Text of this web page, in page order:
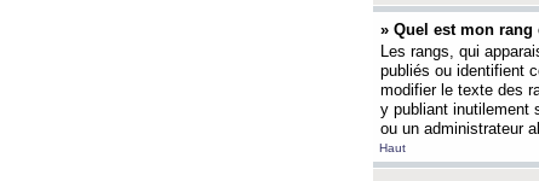
» Quel est mon
Les rangs, qui
publiés ou identifient
modifier le texte des
y publiant inutilement
ou un administrateur
Haut